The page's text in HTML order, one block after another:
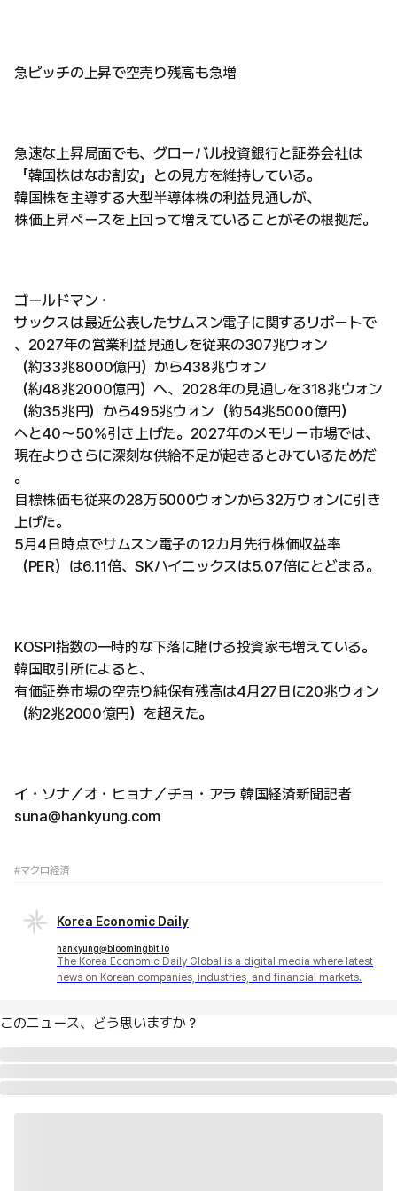
急ピッチの上昇で空売り残高も急増
急速な上昇局面でも、グローバル投資銀行と証券会社は
「韓国株はなお割安」との見方を維持している。
韓国株を主導する大型半導体株の利益見通しが、
株価上昇ペースを上回って増えていることがその根拠だ。
ゴールドマン・
サックスは最近公表したサムスン電子に関するリポートで
、2027年の営業利益見通しを従来の307兆ウォン
（約33兆8000億円）から438兆ウォン
（約48兆2000億円）へ、2028年の見通しを318兆ウォン
（約35兆円）から495兆ウォン（約54兆5000億円）
へと40〜50%引き上げた。2027年のメモリー市場では、
現在よりさらに深刻な供給不足が起きるとみているためだ
。
目標株価も従来の28万5000ウォンから32万ウォンに引き
上げた。
5月4日時点でサムスン電子の12カ月先行株価収益率
（PER）は6.11倍、SKハイニックスは5.07倍にとどまる。
KOSPI指数の一時的な下落に賭ける投資家も増えている。
韓国取引所によると、
有価証券市場の空売り純保有残高は4月27日に20兆ウォン
（約2兆2000億円）を超えた。
イ・ソナ／オ・ヒョナ／チョ・アラ 韓国経済新聞記者
suna@hankyung.com
#マクロ経済
Korea Economic Daily
hankyung@bloomingbit.io
The Korea Economic Daily Global is a digital media where latest
news on Korean companies, industries, and financial markets.
このニュース、どう思いますか？